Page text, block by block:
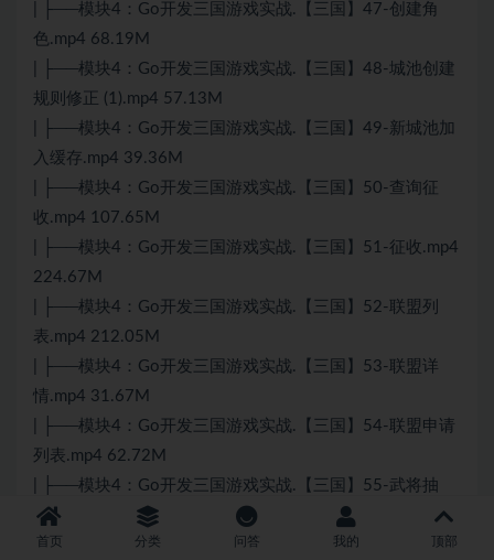
| ├──模块4：Go开发三国游戏实战.【三国】47-创建角
色.mp4 68.19M
| ├──模块4：Go开发三国游戏实战.【三国】48-城池创建
规则修正 (1).mp4 57.13M
| ├──模块4：Go开发三国游戏实战.【三国】49-新城池加
入缓存.mp4 39.36M
| ├──模块4：Go开发三国游戏实战.【三国】50-查询征
收.mp4 107.65M
| ├──模块4：Go开发三国游戏实战.【三国】51-征收.mp4
224.67M
| ├──模块4：Go开发三国游戏实战.【三国】52-联盟列
表.mp4 212.05M
| ├──模块4：Go开发三国游戏实战.【三国】53-联盟详
情.mp4 31.67M
| ├──模块4：Go开发三国游戏实战.【三国】54-联盟申请
列表.mp4 62.72M
| ├──模块4：Go开发三国游戏实战.【三国】55-武将抽
卡.mp4 76.42M
| ├──模块4：Go开发三国游戏实战.【三国】56-城池设施
首页 分类 问答 我的 顶部